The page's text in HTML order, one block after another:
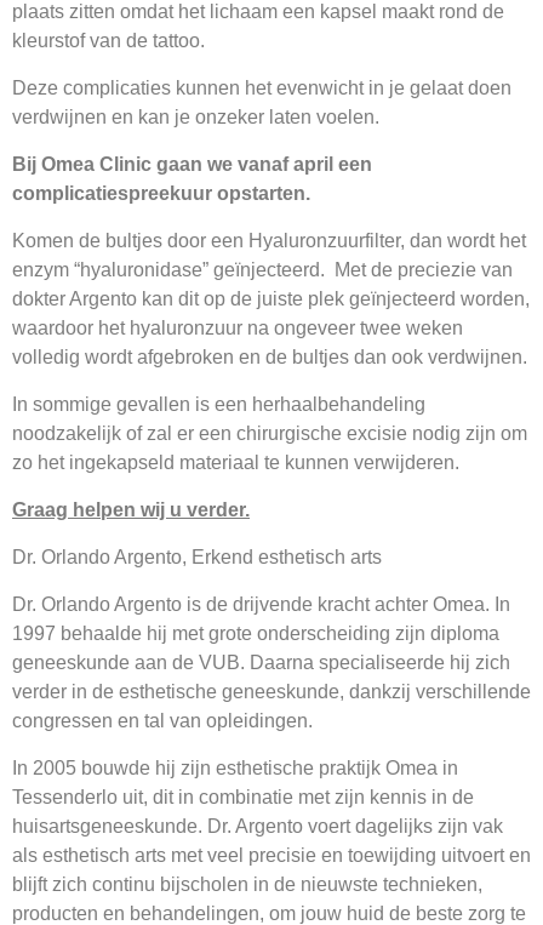
plaats zitten omdat het lichaam een kapsel maakt rond de
kleurstof van de tattoo.
Deze complicaties kunnen het evenwicht in je gelaat doen
verdwijnen en kan je onzeker laten voelen.
Bij Omea Clinic gaan we vanaf april een
complicatiespreekuur opstarten.
Komen de bultjes door een Hyaluronzuurfilter, dan wordt het
enzym “hyaluronidase” geïnjecteerd. Met de preciezie van
dokter Argento kan dit op de juiste plek geïnjecteerd worden,
waardoor het hyaluronzuur na ongeveer twee weken
volledig wordt afgebroken en de bultjes dan ook verdwijnen.
In sommige gevallen is een herhaalbehandeling
noodzakelijk of zal er een chirurgische excisie nodig zijn om
zo het ingekapseld materiaal te kunnen verwijderen.
Graag helpen wij u verder.
Dr. Orlando Argento, Erkend esthetisch arts
Dr. Orlando Argento is de drijvende kracht achter Omea. In
1997 behaalde hij met grote onderscheiding zijn diploma
geneeskunde aan de VUB. Daarna specialiseerde hij zich
verder in de esthetische geneeskunde, dankzij verschillende
congressen en tal van opleidingen.
In 2005 bouwde hij zijn esthetische praktijk Omea in
Tessenderlo uit, dit in combinatie met zijn kennis in de
huisartsgeneeskunde. Dr. Argento voert dagelijks zijn vak
als esthetisch arts met veel precisie en toewijding uitvoert en
blijft zich continu bijscholen in de nieuwste technieken,
producten en behandelingen, om jouw huid de beste zorg te